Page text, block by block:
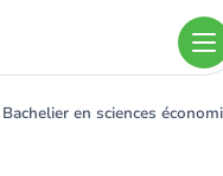
Bachelier en sciences